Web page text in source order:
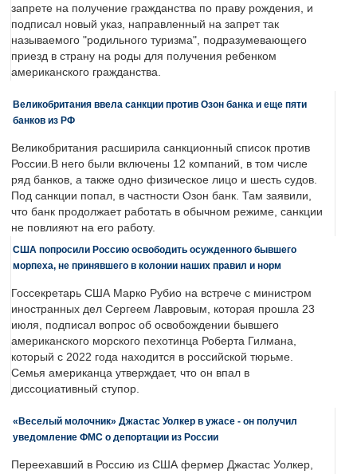
запрете на получение гражданства по праву рождения, и
подписал новый указ, направленный на запрет так
называемого "родильного туризма", подразумевающего
приезд в страну на роды для получения ребенком
американского гражданства.
Великобритания ввела санкции против Озон банка и еще пяти
банков из РФ
Великобритания расширила санкционный список против
России.В него были включены 12 компаний, в том числе
ряд банков, а также одно физическое лицо и шесть судов.
Под санкции попал, в частности Озон банк. Там заявили,
что банк продолжает работать в обычном режиме, санкции
не повлияют на его работу.
США попросили Россию освободить осужденного бывшего
морпеха, не принявшего в колонии наших правил и норм
Госсекретарь США Марко Рубио на встрече с министром
иностранных дел Сергеем Лавровым, которая прошла 23
июля, подписал вопрос об освобождении бывшего
американского морского пехотинца Роберта Гилмана,
который с 2022 года находится в российской тюрьме.
Семья американца утверждает, что он впал в
диссоциативный ступор.
«Веселый молочник» Джастас Уолкер в ужасе - он получил
уведомление ФМС о депортации из России
Переехавший в Россию из США фермер Джастас Уолкер,